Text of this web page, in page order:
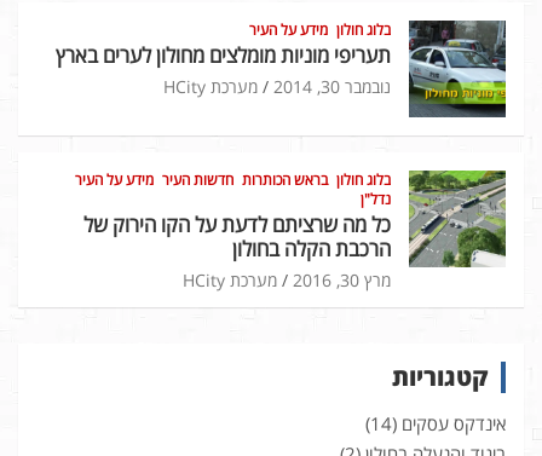
בלוג חולון מידע על העיר
תעריפי מוניות מומלצים מחולון לערים בארץ
נובמבר 30, 2014 מערכת HCity
בלוג חולון בראש הכותרות חדשות העיר מידע על העיר
נדל"ן
כל מה שרציתם לדעת על הקו הירוק של
הרכבת הקלה בחולון
מרץ 30, 2016 מערכת HCity
קטגוריות
אינדקס עסקים (14)